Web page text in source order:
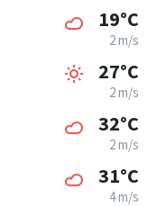
19°C
2 m/s
27°C
2 m/s
32°C
2 m/s
31°C
4 m/s